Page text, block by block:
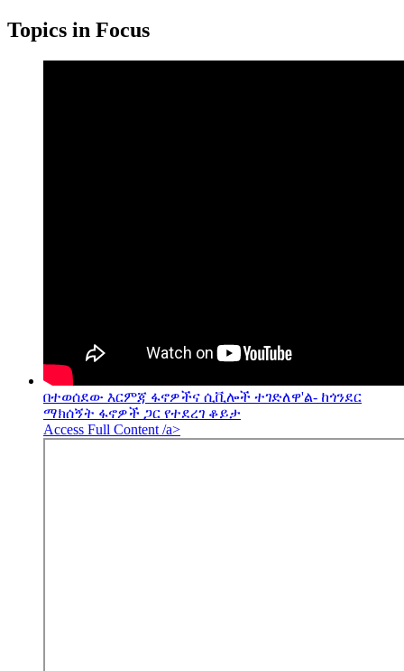
Topics in Focus
በተወሰደው እርምጃ ፋኖዎችና ሲቪሎች ተገድለዋ'ል- ከጎንደር
ማክሰኝት ፋኖዎች ጋር የተደረገ ቆይታ
Access Full Content /a>